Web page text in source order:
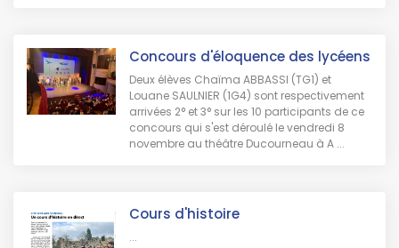
Concours d'éloquence des lycéens
Deux élèves Chaïma ABBASSI (TG1) et
Louane SAULNIER (1G4) sont respectivement
arrivées 2° et 3° sur les 10 participants de ce
concours qui s'est déroulé le vendredi 8
novembre au théâtre Ducourneau à A ...
Cours d'histoire
...